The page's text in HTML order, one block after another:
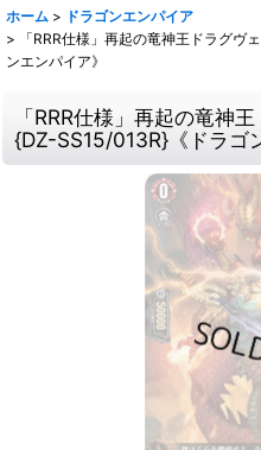
ホーム > ドラゴンエンパイア
>
「RRR仕様」再起の竜神王ドラグ
ンエンパイア》
「RRR仕様」再起の竜神
{DZ-SS15/013R}《ドラゴ